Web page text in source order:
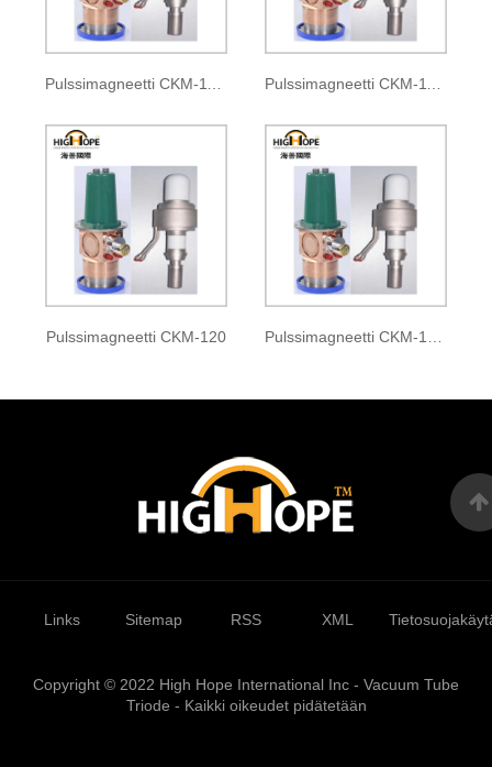
Pulssimagneetti CKM-120
Links Sitemap RSS XML
Copyright © 2022 High Hope International Inc - Vacuum Tube
Triode - Kaikki oikeudet pidätetään